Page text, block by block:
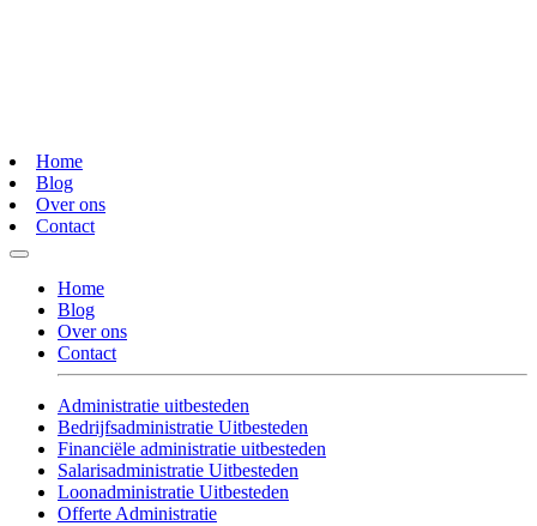
Home
Blog
Over ons
Contact
Home
Blog
Over ons
Contact
Administratie uitbesteden
Bedrijfsadministratie Uitbesteden
Financiële administratie uitbesteden
Salarisadministratie Uitbesteden
Loonadministratie Uitbesteden
Offerte Administratie